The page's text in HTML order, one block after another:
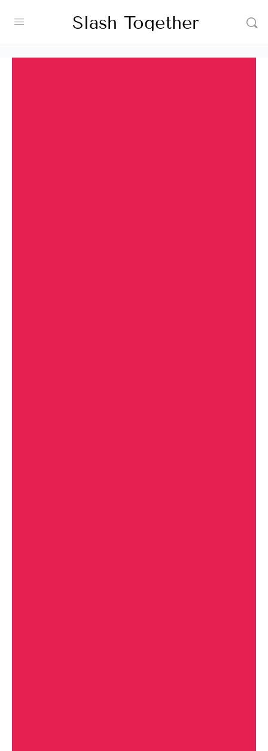
Slash Together